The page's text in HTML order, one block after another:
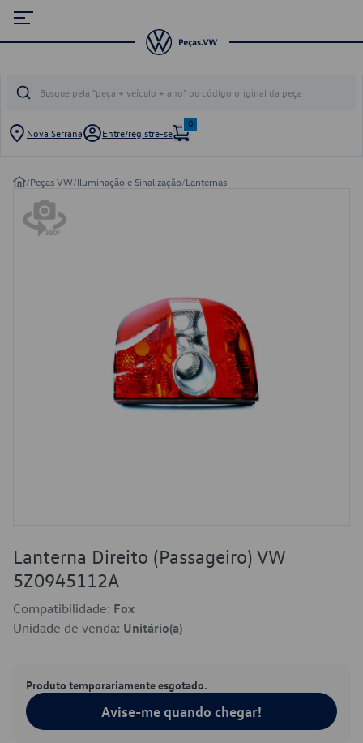
Nova Serrana Entre/registre-se
0
/Peças VW/Iluminação e Sinalização/Lanternas
Lanterna Direito (Passageiro) VW
5Z0945112A
Compatibilidade: Fox
Unidade de venda: Unitário(a)
Produto temporariamente esgotado.
Avise-me quando chegar!